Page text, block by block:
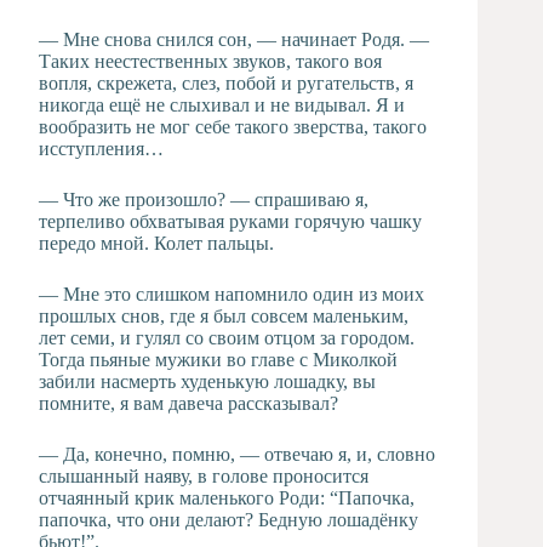
— Мне снова снился сон, — начинает Родя. —
Таких неестественных звуков, такого воя
вопля, скрежета, слез, побой и ругательств, я
никогда ещё не слыхивал и не видывал. Я и
вообразить не мог себе такого зверства, такого
исступления…
— Что же произошло? — спрашиваю я,
терпеливо обхватывая руками горячую чашку
передо мной. Колет пальцы.
— Мне это слишком напомнило один из моих
прошлых снов, где я был совсем маленьким,
лет семи, и гулял со своим отцом за городом.
Тогда пьяные мужики во главе с Миколкой
забили насмерть худенькую лошадку, вы
помните, я вам давеча рассказывал?
— Да, конечно, помню, — отвечаю я, и, словно
слышанный наяву, в голове проносится
отчаянный крик маленького Роди: “Папочка,
папочка, что они делают? Бедную лошадёнку
бьют!”.